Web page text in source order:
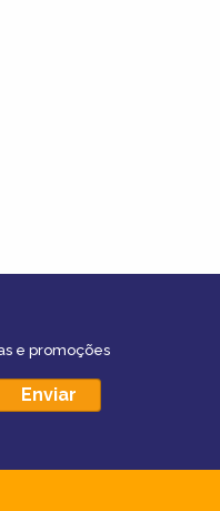
e promoções